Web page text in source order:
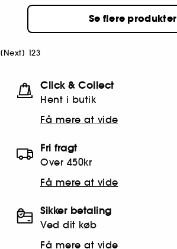
Se flere produkter
[Next] 123
Click & Collect
Hent i butik
Få mere at vide
Fri fragt
Over 450kr
Få mere at vide
Sikker betaling
Ved dit køb
Få mere at vide